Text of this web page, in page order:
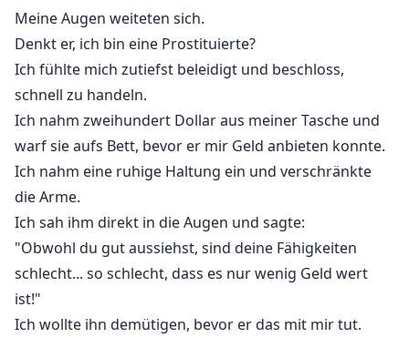
Meine Augen weiteten sich.
Denkt er, ich bin eine Prostituierte?
Ich fühlte mich zutiefst beleidigt und beschloss,
schnell zu handeln.
Ich nahm zweihundert Dollar aus meiner Tasche und
warf sie aufs Bett, bevor er mir Geld anbieten konnte.
Ich nahm eine ruhige Haltung ein und verschränkte
die Arme.
Ich sah ihm direkt in die Augen und sagte:
"Obwohl du gut aussiehst, sind deine Fähigkeiten
schlecht... so schlecht, dass es nur wenig Geld wert
ist!"
Ich wollte ihn demütigen, bevor er das mit mir tut.